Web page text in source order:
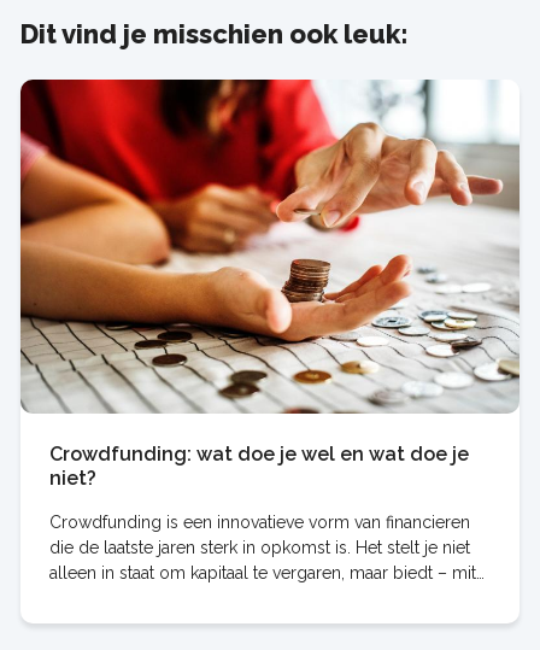
Dit vind je misschien ook leuk:
Crowdfunding: wat doe je wel en wat doe je
niet?
Crowdfunding is een innovatieve vorm van financieren
die de laatste jaren sterk in opkomst is. Het stelt je niet
alleen in staat om kapitaal te vergaren, maar biedt – mits